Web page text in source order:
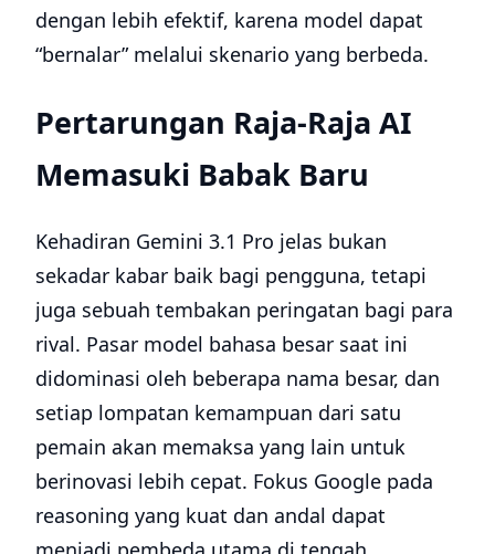
dengan lebih efektif, karena model dapat
“bernalar” melalui skenario yang berbeda.
Pertarungan Raja-Raja AI
Memasuki Babak Baru
Kehadiran Gemini 3.1 Pro jelas bukan
sekadar kabar baik bagi pengguna, tetapi
juga sebuah tembakan peringatan bagi para
rival. Pasar model bahasa besar saat ini
didominasi oleh beberapa nama besar, dan
setiap lompatan kemampuan dari satu
pemain akan memaksa yang lain untuk
berinovasi lebih cepat. Fokus Google pada
reasoning yang kuat dan andal dapat